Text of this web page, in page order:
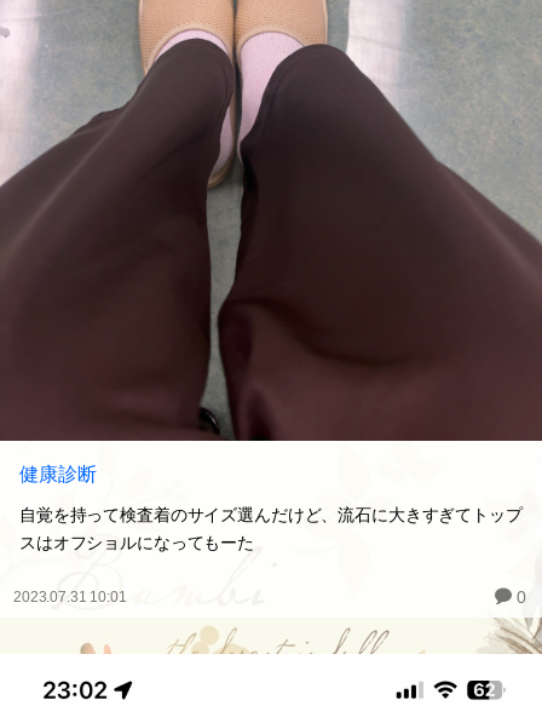
健康診断
自覚を持って検査着のサイズ選んだけど、流石に大きすぎてトップ
スはオフショルになってもーた
2023.07.31 10:01 0